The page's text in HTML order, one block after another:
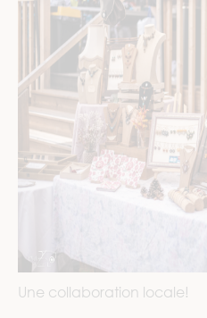
Une collaboration locale!